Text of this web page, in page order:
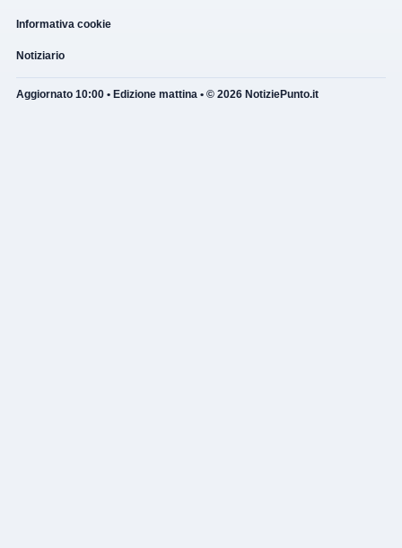
Informativa cookie
Notiziario
Aggiornato 10:00 • Edizione mattina • © 2026 NotiziePunto.it